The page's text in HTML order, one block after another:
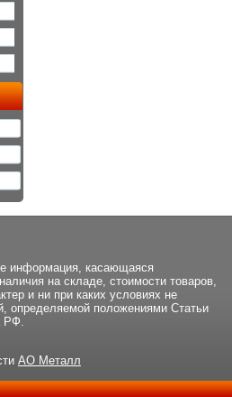
информация, касающаяся
на складе, стоимости товаров,
и ни при каких условиях не
определяемой положениями Статьи
РФ.
АО Металл